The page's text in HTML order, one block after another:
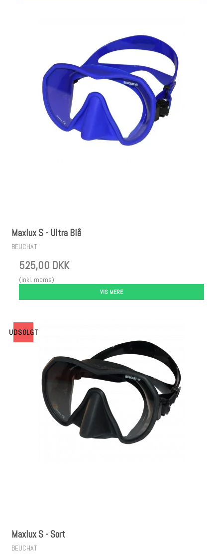
Maxlux S - Ultra Blå
BEUCHAT
525,00 DKK
(inkl. moms)
VIS MERE
UDSOLGT
Maxlux S - Sort
BEUCHAT